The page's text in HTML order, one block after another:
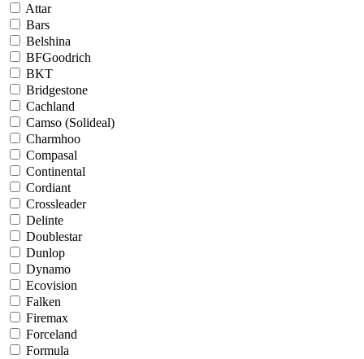
Attar
Bars
Belshina
BFGoodrich
BKT
Bridgestone
Cachland
Camso (Solideal)
Charmhoo
Compasal
Continental
Cordiant
Crossleader
Delinte
Doublestar
Dunlop
Dynamo
Ecovision
Falken
Firemax
Forceland
Formula